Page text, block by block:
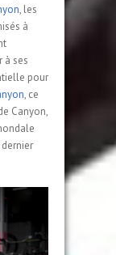
, les
à
à ses
pour
, ce
Canyon,